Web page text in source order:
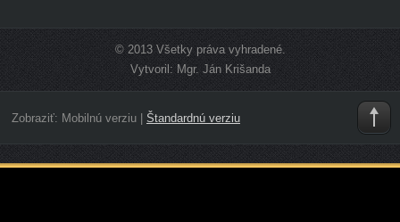
© 2013 Všetky práva vyhradené.
Vytvoril: Mgr. Ján Krišanda
Zobraziť: Mobilnú verziu| Štandardnú verziu